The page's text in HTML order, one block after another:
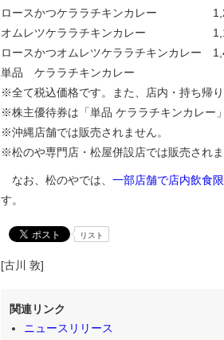
ロースかつケララチキンカレー
オムレツケララチキンカレー
ロースかつオムレツケララチキンカレー
単品 ケララチキンカレー
※全て税込価格です。また、店内・持ち帰り
※株主優待券は「単品 ケララチキンカレー
※沖縄店舗では販売されません。
※松のや専門店・松屋併設店では販売されま
なお、松のやでは、 一部店舗で店内飲食
す。
リスト
[古川 敦]
関連リンク
ニュースリリース